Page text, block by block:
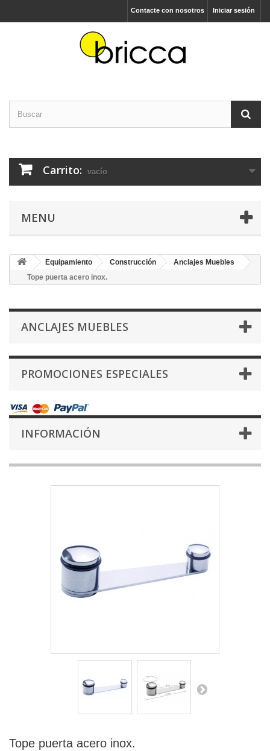
Iniciar sesión
Contacte con nosotros
Carrito: vacío
MENU
Equipamiento Construcción
Anclajes Muebles
Tope puerta acero inox.
ANCLAJES MUEBLES
PROMOCIONES ESPECIALES
INFORMACIÓN
Tope puerta acero inox.